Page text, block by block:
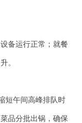
备运行正常；就餐
。
短午间高峰排队时
品分批出锅，确保